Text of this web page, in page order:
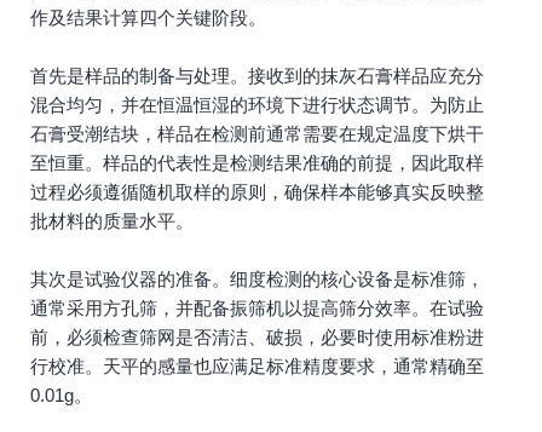
作及结果计算四个关键阶段。
首先是样品的制备与处理。接收到的抹灰石膏样品应充分
混合均匀，并在恒温恒湿的环境下进行状态调节。为防止
石膏受潮结块，样品在检测前通常需要在规定温度下烘干
至恒重。样品的代表性是检测结果准确的前提，因此取样
过程必须遵循随机取样的原则，确保样本能够真实反映整
批材料的质量水平。
其次是试验仪器的准备。细度检测的核心设备是标准筛，
通常采用方孔筛，并配备振筛机以提高筛分效率。在试验
前，必须检查筛网是否清洁、破损，必要时使用标准粉进
行校准。天平的感量也应满足标准精度要求，通常精确至
0.01g。